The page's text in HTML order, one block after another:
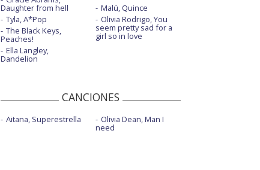
Daughter from hell
Tyla, A*Pop
The Black Keys,
Peaches!
Ella Langley,
Dandelion
Malú, Quince
Olivia Rodrigo, You
seem pretty sad for a
girl so in love
CANCIONES
Aitana, Superestrella Olivia Dean, Man I
need